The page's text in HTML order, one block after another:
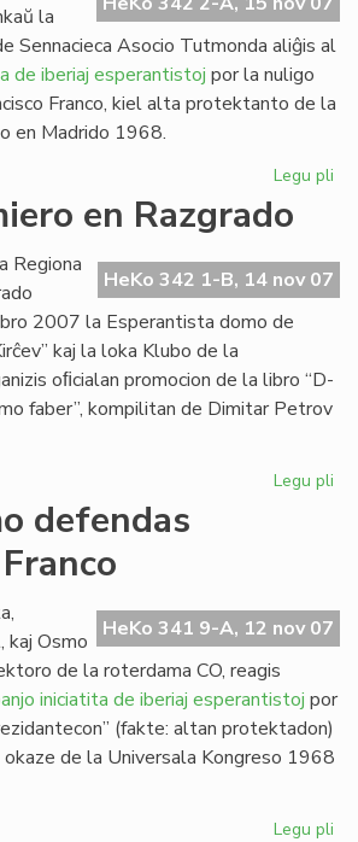
la
Sennacieca Asocio Tutmonda aliĝis al
de iberiaj esperantistoj por la nuligo
Franco, kiel alta protektanto de la
en Madrido 1968.
Legu pli
en Razgrado
HeKo 342 1-B, 14 nov 07
Regiona
2007 la Esperantista domo de
kaj la loka Klubo de la
oﬁcialan promocion de la libro “D-
faber”, kompilitan de Dimitar Petrov
Legu pli
defendas
HeKo 341 9-A, 12 nov 07
kaj Osmo
de la roterdama CO, reagis
iniciatita de iberiaj esperantistoj por
(fakte: altan protektadon)
okaze de la Universala Kongreso 1968
Legu pli